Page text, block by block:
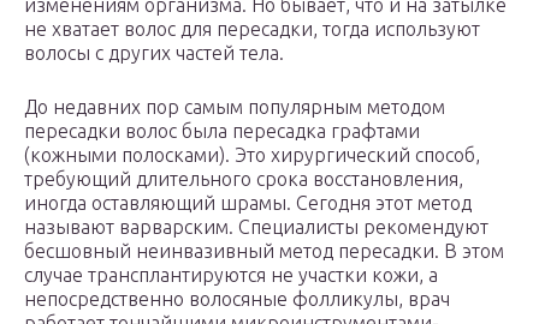
изменениям организма. Но бывает, что и на затылке
не хватает волос для пересадки, тогда используют
волосы с других частей тела.
До недавних пор самым популярным методом
пересадки волос была пересадка графтами
(кожными полосками). Это хирургический способ,
требующий длительного срока восстановления,
иногда оставляющий шрамы. Сегодня этот метод
называют варварским. Специалисты рекомендуют
бесшовный неинвазивный метод пересадки. В этом
случае трансплантируются не участки кожи, а
непосредственно волосяные фолликулы, врач